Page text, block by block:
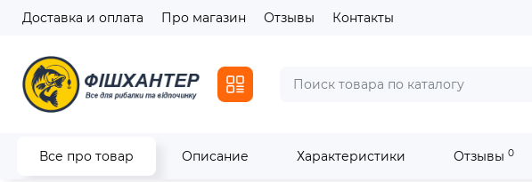
Доставка и оплата Про магазин Отзывы Контакты
Все про товар Описание Характеристики Отзывы 0
Главная Транспортировка и хранение Двойной тубус Acropolis КВ-17